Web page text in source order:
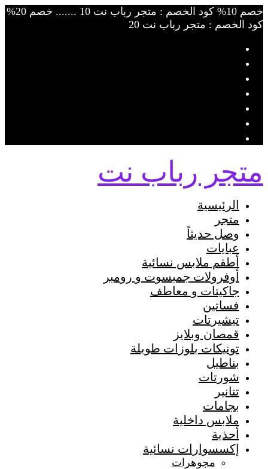
Skip
to
content
خصم 10% كود الخصم : متجر رباب نت 10 ....... خصم 20%
كود الخصم : متجر رباب نت 20
متجر رباب نت
الرئيسية
متجر
وصل حديثاً
عبايات
أطقم ملابس نسائية
أوفرولات جمبسوت و رومبر
جاكيتات و معاطف
فساتين
تيشيرتات
قمصان وبلايز
تونيكات بلوزات طويلة
بناطيل
شورتات
تنانير
بجامات
ملابس داخلية
أحذية
إكسسوارات نسائية
مجوهرات